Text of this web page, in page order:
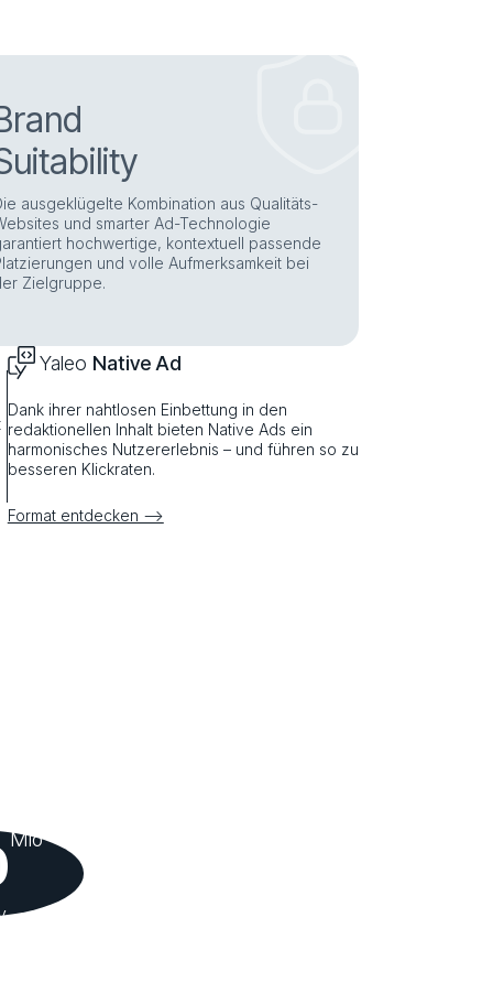
ausgeklügelte Kombination aus Qualitäts-
und smarter Ad-Technologie
hochwertige, kontextuell passende
und volle Aufmerksamkeit bei
Zielgruppe.
Yaleo Native Ad
Dank ihrer nahtlosen Einbettung in den
redaktionellen Inhalt bieten Native Ads ein
harmonisches Nutzererlebnis – und führen so zu
besseren Klickraten.
Format entdecken –>
Mio